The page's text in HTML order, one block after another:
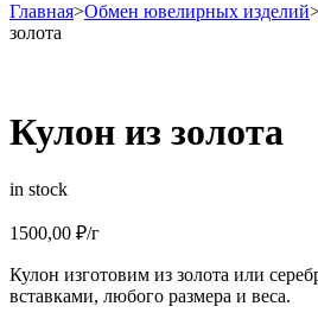
Главная>Обмен ювелирных изделий
золота
Кулон из золота
in stock
1500,00 ₽/г
Кулон изготовим из золота или
вставками, любого размера и веса.